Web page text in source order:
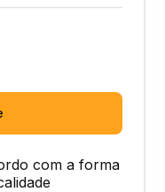
com a forma